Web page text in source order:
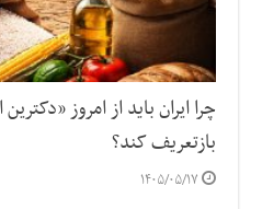
چرا ایران باید از امروز
بازتعریف کند؟
۱۴۰۵/۰۵/۱۷